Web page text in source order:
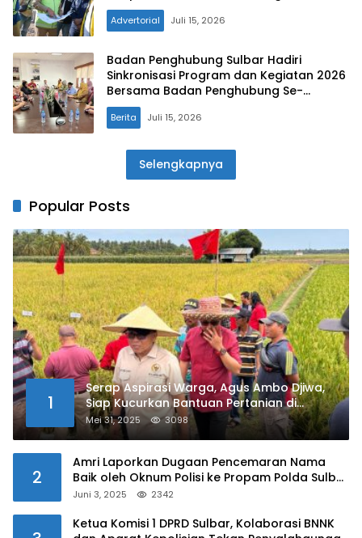
Advertorial Juli 15, 2026
Badan Penghubung Sulbar Hadiri
Sinkronisasi Program dan Kegiatan 2026
Bersama Badan Penghubung Se-
Indonesia
Berita Juli 15, 2026
Selengkapnya
Popular Posts
1
Serap Aspirasi Warga, Agus Ambo Djiwa,
Siap Kucurkan Bantuan Pertanian di
Kalukku
Mei 31, 2025 3098
2
Amri Laporkan Dugaan Pencemaran Nama
Baik oleh Oknum Polisi ke Propam Polda Sulbar
Juni 3, 2025 2342
Ketua Komisi 1 DPRD Sulbar, Kolaborasi BNNK